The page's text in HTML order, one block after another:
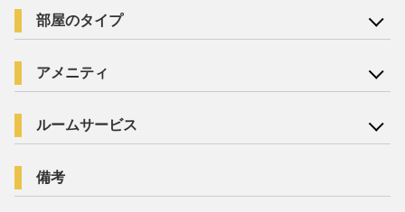
部屋のタイプ
アメニティ
ルームサービス
備考